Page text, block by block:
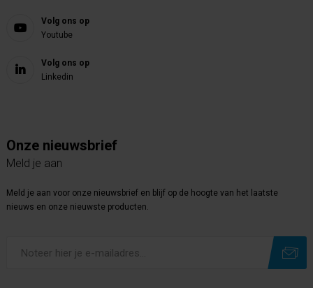
Volg ons op
Youtube
Volg ons op
Linkedin
Onze nieuwsbrief
Meld je aan
Meld je aan voor onze nieuwsbrief en blijf op de hoogte van het laatste
nieuws en onze nieuwste producten.